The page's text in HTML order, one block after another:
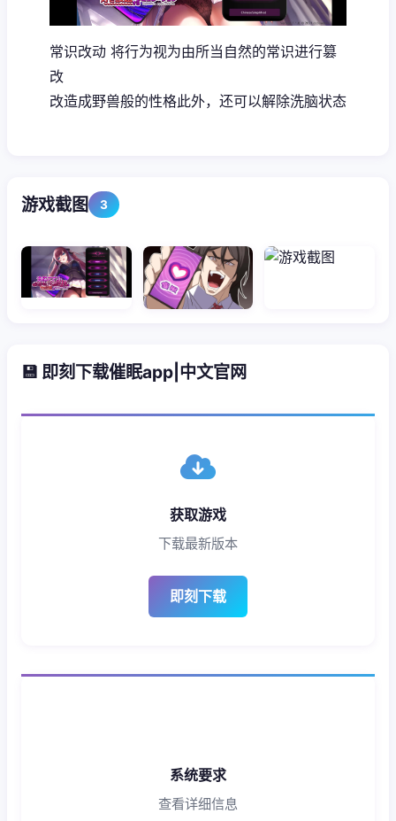
常识改动 将行为视为由所当自然的常识进行篡
改
改造成野兽般的性格此外，还可以解除洗脑状态
游戏截图 3
💾 即刻下载催眠app|中文官网
获取游戏
下载最新版本
即刻下载
系统要求
查看详细信息